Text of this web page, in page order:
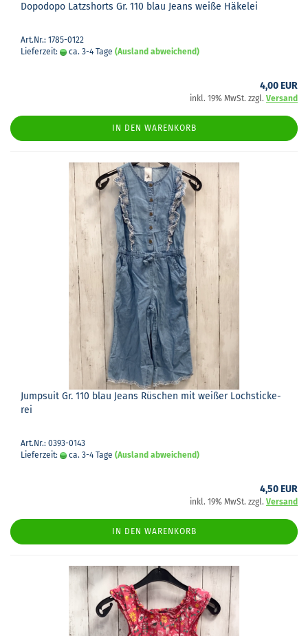
Do­podo­po Latz­shorts Gr. 110 blau Jeans weiße Hä­ke­lei
Art.Nr.: 1785-0122
Lieferzeit:
ca. 3-4 Tage (Ausland abweichend)
4,00 EUR
inkl. 19% MwSt. zzgl. Versand
IN DEN WARENKORB
Jump­su­it Gr. 110 blau Jeans Rü­schen mit wei­ßer Loch­sti­cke­
rei
Art.Nr.: 0393-0143
Lieferzeit:
ca. 3-4 Tage (Ausland abweichend)
4,50 EUR
inkl. 19% MwSt. zzgl. Versand
IN DEN WARENKORB